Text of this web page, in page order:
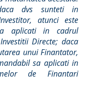
dvs sunteti in
atunci este
aplicati in cadrul
Directe; daca
unui Finantator,
sa aplicati in
de Finantari